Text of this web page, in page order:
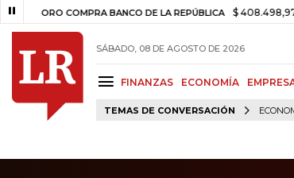
COMPRA BANCO DE LA REPÚBLICA $ 408.498,97 +$
SÁBADO, 08 DE AGOSTO DE 2026
FINANZAS ECONOMÍA
TEMAS DE CONVERSACIÓN